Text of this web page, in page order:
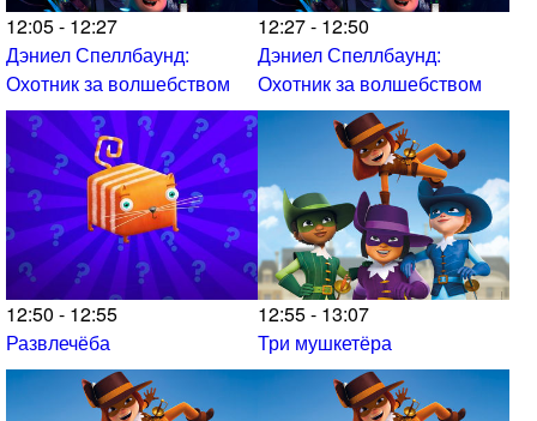
12:05 - 12:27
Дэниел Спеллбаунд:
Охотник за волшебством
12:27 - 12:50
Дэниел Спеллбаунд:
Охотник за волшебством
12:50 - 12:55
Развлечёба
12:55 - 13:07
Три мушкетёра